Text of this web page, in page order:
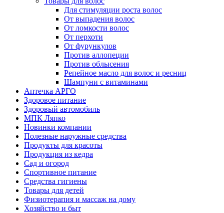
Для стимуляции роста волос
От выпадения волос
От ломкости волос
От перхоти
От фурункулов
Против аллопеции
Против облысения
Репейное масло для волос и ресниц
Шампуни с витаминами
Аптечка АРГО
Здоровое питание
Здоровый автомобиль
МПК Ляпко
Новинки компании
Полезные наружные средства
Продукты для красоты
Продукция из кедра
Сад и огород
Спортивное питание
Средства гигиены
Товары для детей
Физиотерапия и массаж на дому
Хозяйство и быт